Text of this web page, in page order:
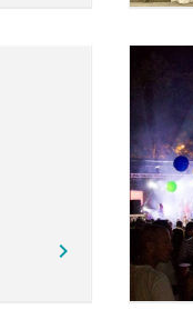
chevron_right